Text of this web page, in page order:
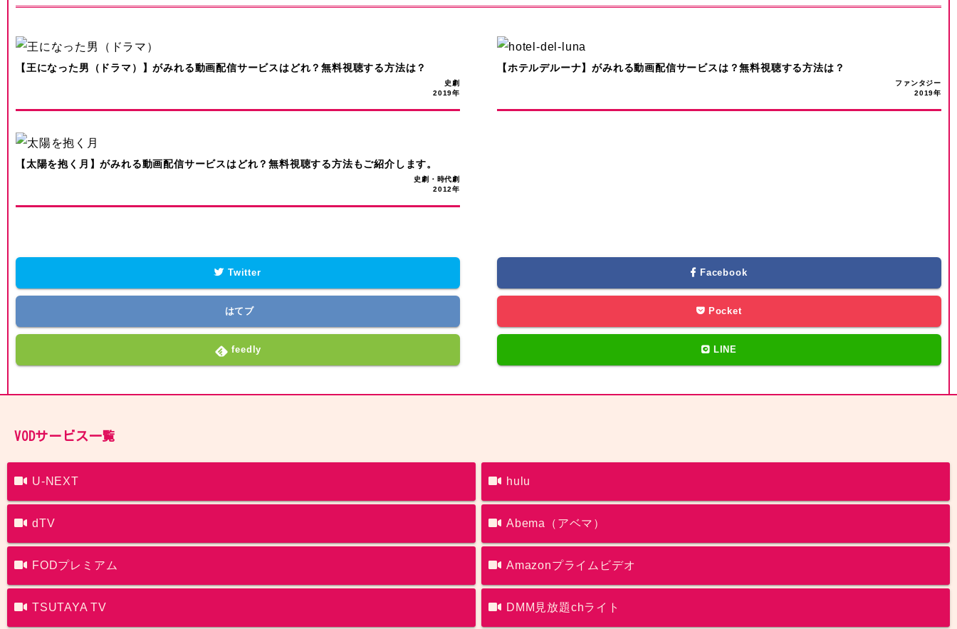
【王になった男（ドラマ）】がみれる動画配信サービスはどれ？無料視聴する方法は？
史劇
2019年
【ホテルデルーナ】がみれる動画配信サービスは？無料視聴する方法は？
ファンタジー
2019年
【太陽を抱く月】がみれる動画配信サービスはどれ？無料視聴する方法もご紹介します。
史劇・時代劇
2012年
Twitter Facebook
はてブ Pocket
feedly LINE
VODサービス一覧
U-NEXT hulu
dTV Abema（アベマ）
FODプレミアム Amazonプライムビデオ
TSUTAYA TV DMM見放題chライト